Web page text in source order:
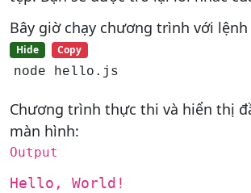
Bây giờ chạy chương trình với lệnh
Hide Copy
node hello.js
Chương trình thực thi và hiển thị
màn hình:
Output
Hello, World!